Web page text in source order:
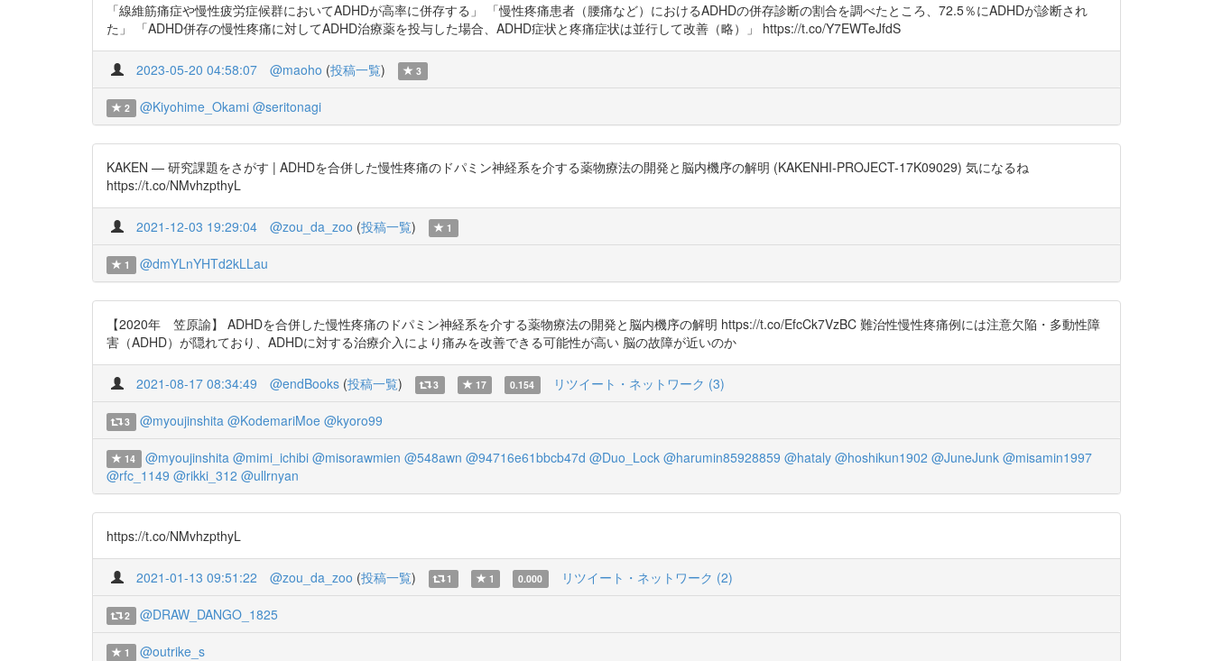
「線維筋痛症や慢性疲労症候群においてADHDが高率に併存する」 「慢性疼痛患者（腰痛など）におけるADHDの併存診断の割合を調べたところ、72.5％にADHDが診断され
た」 「ADHD併存の慢性疼痛に対してADHD治療薬を投与した場合、ADHD症状と疼痛症状は並行して改善（略）」 https://t.co/Y7EWTeJfdS
2023-05-20 04:58:07 @maoho (投稿一覧) 3
2 @Kiyohime_Okami @seritonagi
KAKEN — 研究課題をさがす | ADHDを合併した慢性疼痛のドパミン神経系を介する薬物療法の開発と脳内機序の解明 (KAKENHI-PROJECT-17K09029) 気になるね
https://t.co/NMvhzpthyL
2021-12-03 19:29:04 @zou_da_zoo (投稿一覧) 1
1 @dmYLnYHTd2kLLau
【2020年 笠原諭】 ADHDを合併した慢性疼痛のドパミン神経系を介する薬物療法の開発と脳内機序の解明 https://t.co/EfcCk7VzBC 難治性慢性疼痛例には注意欠陥・多動性障
害（ADHD）が隠れており、ADHDに対する治療介入により痛みを改善できる可能性が高い 脳の故障が近いのか
2021-08-17 08:34:49 @endBooks (投稿一覧) 3 17 0.154 リツイート・ネットワーク (3)
3 @myoujinshita @KodemariMoe @kyoro99
14 @myoujinshita @mimi_ichibi @misorawmien @548awn @94716e61bbcb47d @Duo_Lock @harumin85928859 @hataly @hoshikun1902 @JuneJunk @misamin1997
@rfc_1149 @rikki_312 @ullrnyan
https://t.co/NMvhzpthyL
2021-01-13 09:51:22 @zou_da_zoo (投稿一覧) 1 1 0.000 リツイート・ネットワーク (2)
2 @DRAW_DANGO_1825
1 @outrike_s